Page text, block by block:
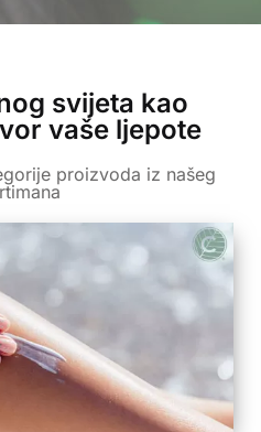
svijeta kao
vaše ljepote
proizvoda iz našeg